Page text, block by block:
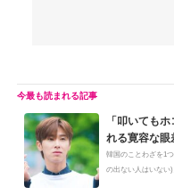
「叩いても
れる寛容な眼
韓国のことわざを1
の出ない人はいない